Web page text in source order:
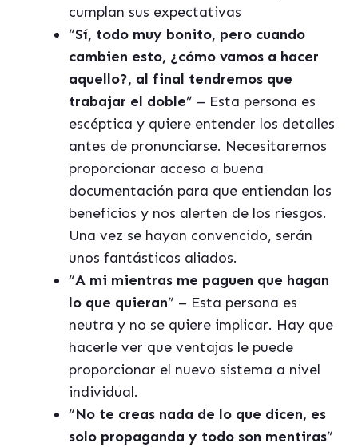
cumplan sus expectativas
“Sí, todo muy bonito, pero cuando
cambien esto, ¿cómo vamos a hacer
aquello?, al final tendremos que
trabajar el doble” – Esta persona es
escéptica y quiere entender los detalles
antes de pronunciarse. Necesitaremos
proporcionar acceso a buena
documentación para que entiendan los
beneficios y nos alerten de los riesgos.
Una vez se hayan convencido, serán
unos fantásticos aliados.
“A mi mientras me paguen que hagan
lo que quieran” – Esta persona es
neutra y no se quiere implicar. Hay que
hacerle ver que ventajas le puede
proporcionar el nuevo sistema a nivel
individual.
“No te creas nada de lo que dicen, es
solo propaganda y todo son mentiras”